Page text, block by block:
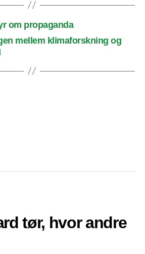
om propaganda
mellem klimaforskning og
tør, hvor andre